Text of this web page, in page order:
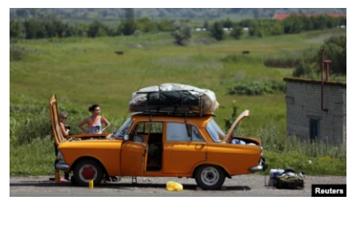
Перейти
до
пошуку
ПОГЛЯД
ІНТЕРВ'Ю
ВСЕ ЗА ДЕНЬ
СПЕЦПРОЕКТИ
ДЕПОРТАЦІЯ
ВІДЕОУРОКИ «ELIFBE»
СВІДЧЕННЯ ОКУПАЦІЇ
ЯК ОБІЙТИ БЛОКУВАННЯ
Русский
Qırımtatar